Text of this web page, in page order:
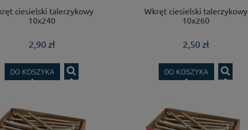
ciesielski talerzykowy
10x240
2,90 zł
DO KOSZYKA
Wkręt ciesielski talerzykowy
10x260
2,50 zł
DO KOSZYKA